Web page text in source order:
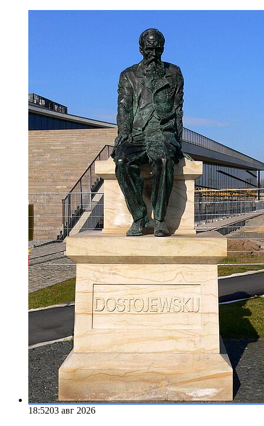
18:5203 авг 2026